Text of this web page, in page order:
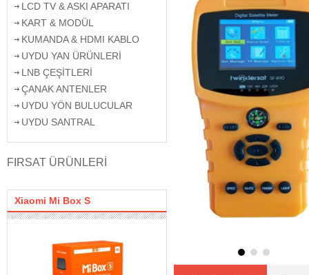
LCD TV & ASKI APARATI
KART & MODÜL
KUMANDA & HDMI KABLO
UYDU YAN ÜRÜNLERİ
LNB ÇEŞİTLERİ
ÇANAK ANTENLER
UYDU YÖN BULUCULAR
UYDU SANTRAL
FIRSAT ÜRÜNLERİ
Xiaomi Mi Box S